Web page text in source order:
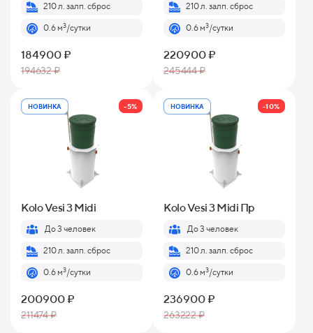
210 л. залп. сброс
0.6 м3/сутки
184900 ₽
194632 ₽
210 л. залп. сброс
0.6 м3/сутки
220900 ₽
245444 ₽
НОВИНКА -5%
Kolo Vesi 3 Midi
До 3 человек
210 л. залп. сброс
0.6 м3/сутки
200900 ₽
211474 ₽
НОВИНКА -10%
Kolo Vesi 3 Midi Пр
До 3 человек
210 л. залп. сброс
0.6 м3/сутки
236900 ₽
263222 ₽